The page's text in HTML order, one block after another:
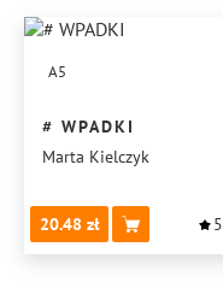
A5
# WPADKI
Marta Kielczyk
20.48 5